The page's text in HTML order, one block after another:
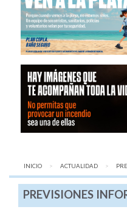
INICIO ACTUALIDAD
PREVISIONES